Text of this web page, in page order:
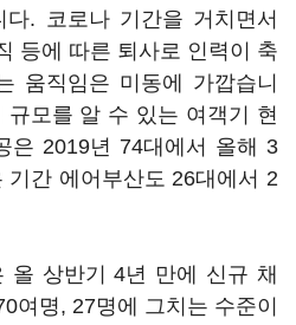
. 코로나 기간을 거치면서
등에 따른 퇴사로 인력이 축
움직임은 미동에 가깝습니
모를 알 수 있는 여객기 현
은 2019년 74대에서 올해 3
기간 에어부산도 26대에서 2
올 상반기 4년 만에 신규 채
여명, 27명에 그치는 수준이